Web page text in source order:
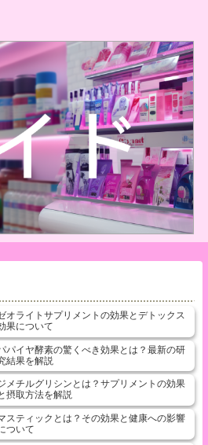
オライトサプリメントの効果とデトックス
果について
パイヤ酵素の驚くべき効果とは？最新の研
結果を解説
メチルグリシンとは？サプリメントの効果
摂取方法を解説
スティックとは？その効果と健康への影響
ついて